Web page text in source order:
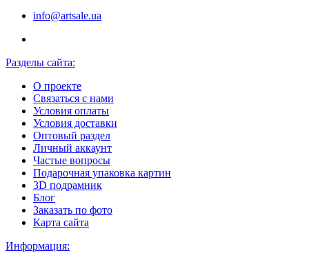
info@artsale.ua
Разделы сайта:
О проекте
Связаться с нами
Условия оплаты
Условия доставки
Оптовый раздел
Личный аккаунт
Частые вопросы
Подарочная упаковка картин
3D подрамник
Блог
Заказать по фото
Карта сайта
Информация: